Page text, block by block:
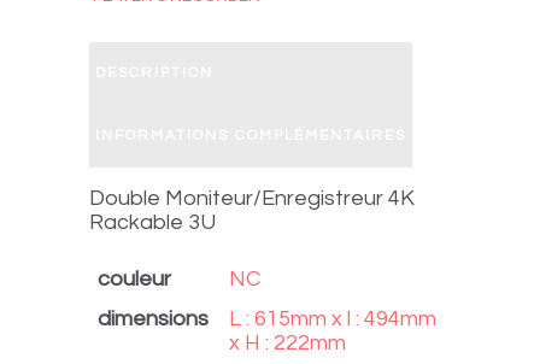
Double Moniteur/Enregistreur 4K
Rackable 3U
couleur
NC
dimensions
L : 615mm x l : 494mm
x H : 222mm